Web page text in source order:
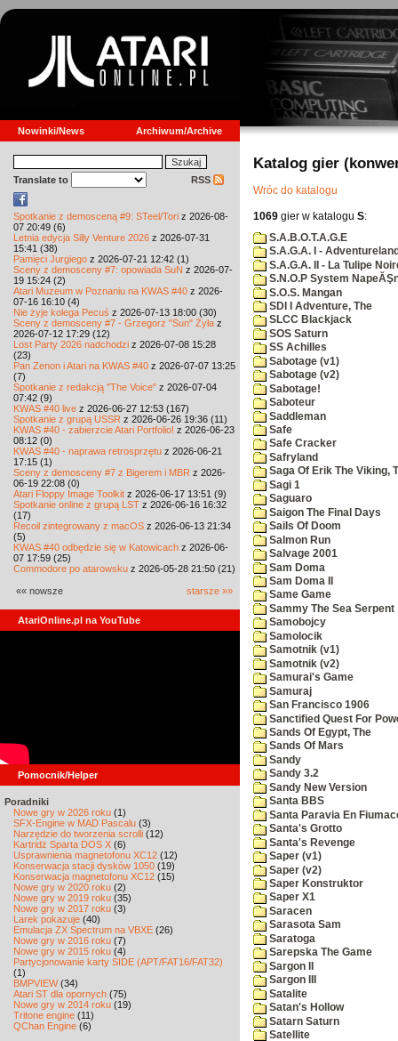
Nowinki/News Archiwum/Archive
Translate to RSS
Spotkanie z demosceną #9: STeel/Tori z 2026-08-
07 20:49 (6)
Letnia edycja Silly Venture 2026 z 2026-07-31
15:41 (38)
Pamięci Jurgiego z 2026-07-21 12:42 (1)
Sceny z demosceny #7: opowiada SuN z 2026-07-
19 15:24 (2)
Atari Muzeum w Poznaniu na KWAS #40 z 2026-
07-16 16:10 (4)
Nie żyje kolega Pecuś z 2026-07-13 18:00 (30)
Sceny z demosceny #7 - Grzegorz "Sun" Żyła z
2026-07-12 17:29 (12)
Lost Party 2026 nadchodzi z 2026-07-08 15:28
(23)
Pan Zenon i Atari na KWAS #40 z 2026-07-07 13:25
(7)
Spotkanie z redakcją "The Voice" z 2026-07-04
07:42 (9)
KWAS #40 live z 2026-06-27 12:53 (167)
Spotkanie z grupą USSR z 2026-06-26 19:36 (11)
KWAS #40 - zabierzcie Atari Portfolio! z 2026-06-23
08:12 (0)
KWAS #40 - naprawa retrosprzętu z 2026-06-21
17:15 (1)
Sceny z demosceny #7 z Bigerem i MBR z 2026-
06-19 22:08 (0)
Atari Floppy Image Toolkit z 2026-06-17 13:51 (9)
Spotkanie online z grupą LST z 2026-06-16 16:32
(17)
Recoil zintegrowany z macOS z 2026-06-13 21:34
(5)
KWAS #40 odbędzie się w Katowicach z 2026-06-
07 17:59 (25)
Commodore po atarowsku z 2026-05-28 21:50 (21)
«« nowsze starsze »»
AtariOnline.pl na YouTube
Pomocnik/Helper
Poradniki
Nowe gry w 2026 roku (1)
SFX-Engine w MAD Pascalu (3)
Narzędzie do tworzenia scrolli (12)
Kartridż Sparta DOS X (6)
Usprawnienia magnetofonu XC12 (12)
Konserwacja stacji dysków 1050 (19)
Konserwacja magnetofonu XC12 (15)
Nowe gry w 2020 roku (2)
Nowe gry w 2019 roku (35)
Nowe gry w 2017 roku (3)
Larek pokazuje (40)
Emulacja ZX Spectrum na VBXE (26)
Nowe gry w 2016 roku (7)
Nowe gry w 2015 roku (4)
Partycjonowanie karty SIDE (APT/FAT16/FAT32)
(1)
BMPVIEW(34)
Atari ST dla opornych (75)
Nowe gry w 2014 roku (19)
Tritone engine (11)
QChan Engine (6)
Katalog gier
Wróc do katalogu
1069 gier w katalogu S:
S.A.B.O.T.A.G.E
S.A.G.A. I -
S.A.G.A. II - La Tulipe
S.N.O.P System
S.O.S. Mangan
SDI I Adventure, The
SLCC Blackjack
SOS Saturn
SS Achilles
Sabotage (v1)
Sabotage (v2)
Sabotage!
Saboteur
Saddleman
Safe
Safe Cracker
Safryland
Saga Of Erik The Viking,
Sagi 1
Saguaro
Saigon The Final Days
Sails Of Doom
Salmon Run
Salvage 2001
Sam Doma
Sam Doma II
Same Game
Sammy The Sea Serpent
Samobojcy
Samolocik
Samotnik (v1)
Samotnik (v2)
Samurai's Game
Samuraj
San Francisco 1906
Sanctified Quest For
Sands Of Egypt, The
Sands Of Mars
Sandy
Sandy 3.2
Sandy New Version
Santa BBS
Santa Paravia En
Santa's Grotto
Santa's Revenge
Saper (v1)
Saper (v2)
Saper Konstruktor
Saper X1
Saracen
Sarasota Sam
Saratoga
Sarepska The Game
Sargon II
Sargon III
Satalite
Satan's Hollow
Satarn Saturn
Satellite